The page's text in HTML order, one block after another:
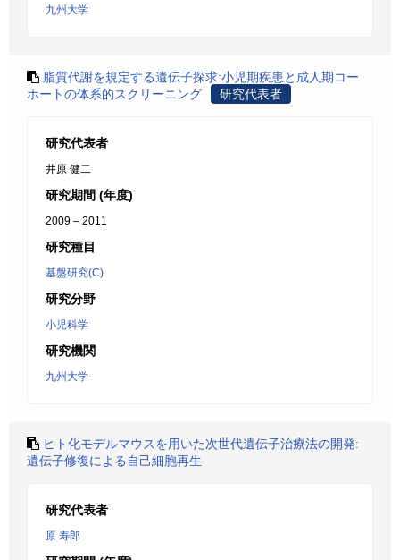
九州大学
脂質代謝を規定する遺伝子探求:小児期疾患と成人期コー
ホートの体系的スクリーニング
研究代表者
研究代表者
井原 健二
研究期間 (年度)
2009 – 2011
研究種目
基盤研究(C)
研究分野
小児科学
研究機関
九州大学
ヒト化モデルマウスを用いた次世代遺伝子治療法の開発:
遺伝子修復による自己細胞再生
研究代表者
原 寿郎